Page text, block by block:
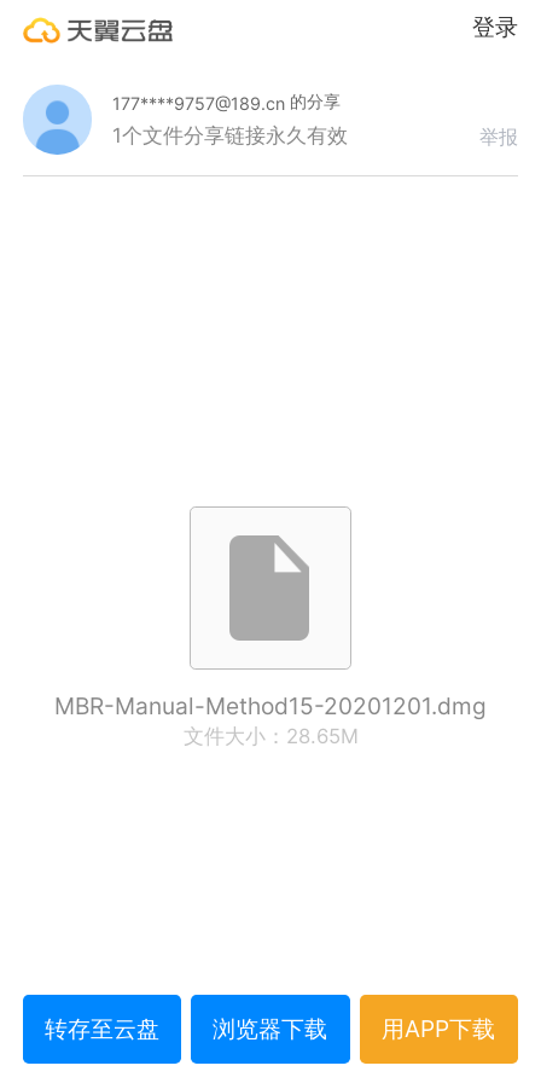
登录
177****9757@189.cn 的分享
1个文件分享链接永久有效 举报
MBR-Manual-Method15-20201201.dmg
文件大小：28.65M
转存至云盘 浏览器下载 用APP下载